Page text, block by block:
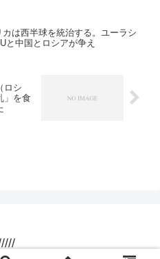
カは西半球を統治する。ユーラシ
と中国とロシアが争え
ロシ
」を食